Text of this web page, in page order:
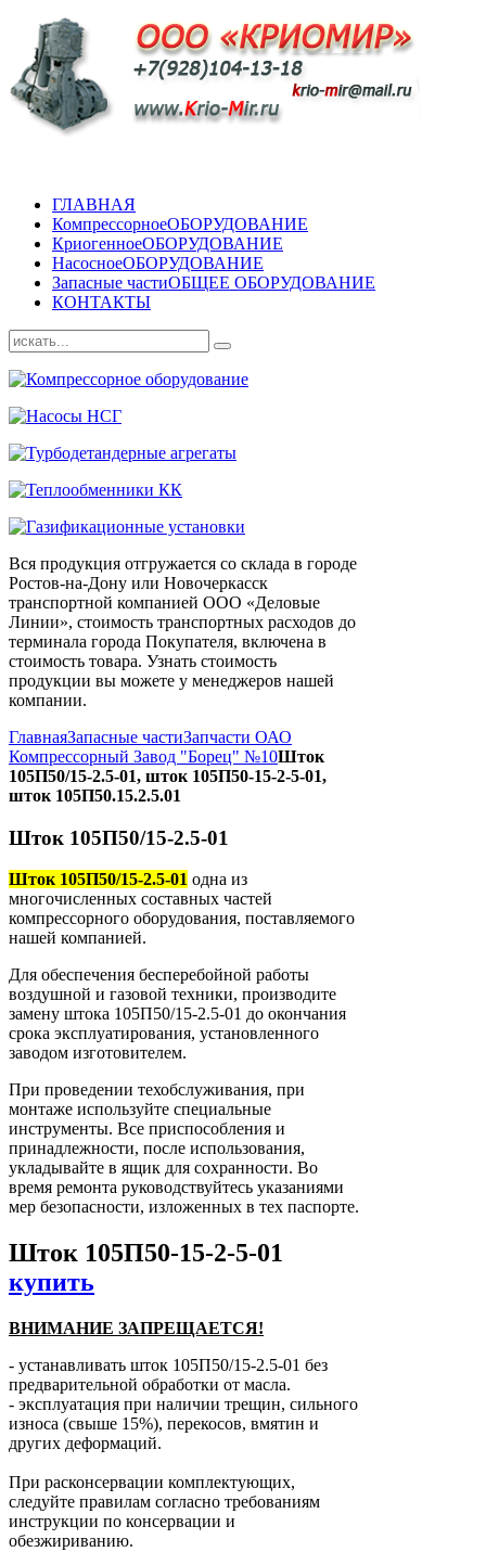
ГЛАВНАЯ
КомпрессорноеОБОРУДОВАНИЕ
КриогенноеОБОРУДОВАНИЕ
НасосноеОБОРУДОВАНИЕ
Запасные частиОБЩЕЕ ОБОРУДОВАНИЕ
КОНТАКТЫ
Вся продукция отгружается со склада в городе
Ростов-на-Дону или Новочеркасск
транспортной компанией ООО «Деловые
Линии», стоимость транспортных расходов до
терминала города Покупателя, включена в
стоимость товара. Узнать стоимость
продукции вы можете у менеджеров нашей
компании.
ГлавнаяЗапасные частиЗапчасти ОАО
Компрессорный Завод "Борец" №10Шток
105П50/15-2.5-01, шток 105П50-15-2-5-01,
шток 105П50.15.2.5.01
Шток 105П50/15-2.5-01
Шток 105П50/15-2.5-01 одна из
многочисленных составных частей
компрессорного оборудования, поставляемого
нашей компанией.
Для обеспечения бесперебойной работы
воздушной и газовой техники, производите
замену штока 105П50/15-2.5-01 до окончания
срока эксплуатирования, установленного
заводом изготовителем.
При проведении техобслуживания, при
монтаже используйте специальные
инструменты. Все приспособления и
принадлежности, после использования,
укладывайте в ящик для сохранности. Во
время ремонта руководствуйтесь указаниями
мер безопасности, изложенных в тех паспорте.
Шток 105П50-15-2-5-01
купить
ВНИМАНИЕ ЗАПРЕЩАЕТСЯ!
- устанавливать шток 105П50/15-2.5-01 без
предварительной обработки от масла.
- эксплуатация при наличии трещин, сильного
износа (свыше 15%), перекосов, вмятин и
других деформаций.
При расконсервации комплектующих,
следуйте правилам согласно требованиям
инструкции по консервации и
обезжириванию.